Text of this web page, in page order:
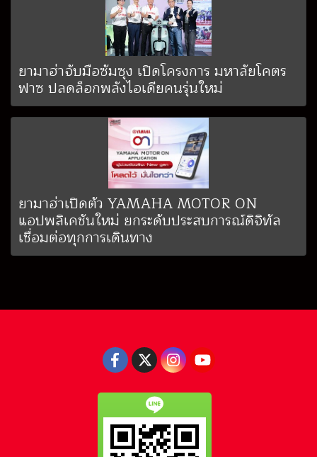
ยามาฮ่าจับมือซัมซุง เปิดโครงการ มหาลัยโคตร
ฟาซ ปลดล็อกพลังไอเดียคนรุ่นใหม่
ยามาฮ่าเปิดตัว YAMAHA MOTOR ON
แอปพลิเคชันใหม่ ยกระดับประสบการณ์ดิจิทัล
เชื่อมต่อทุกการเดินทาง